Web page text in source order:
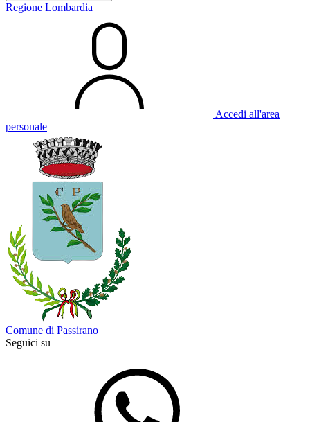
Regione Lombardia
Accedi all'area
personale
Comune di Passirano
Seguici su